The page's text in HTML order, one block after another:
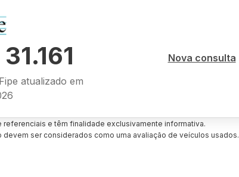
atualizado em
Nova consulta
e têm finalidade exclusivamente informativa.
ser considerados como uma avaliação de veículos usados.